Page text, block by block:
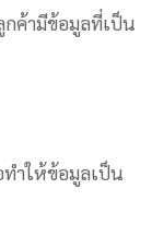
กค้ามีข้อมูลที่เป็น
ำให้ข้อมูลเป็น